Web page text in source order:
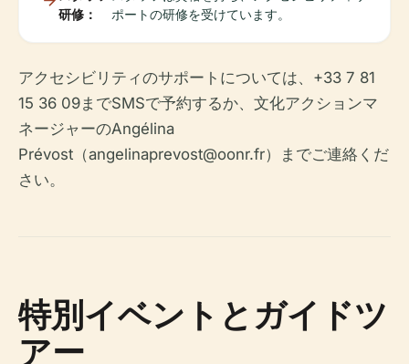
研修：
ポートの研修を受けています。
アクセシビリティのサポートについては、+33 7 81
15 36 09までSMSで予約するか、文化アクションマ
ネージャーのAngélina
Prévost（angelinaprevost@oonr.fr）までご連絡くだ
さい。
特別イベントとガイドツ
アー